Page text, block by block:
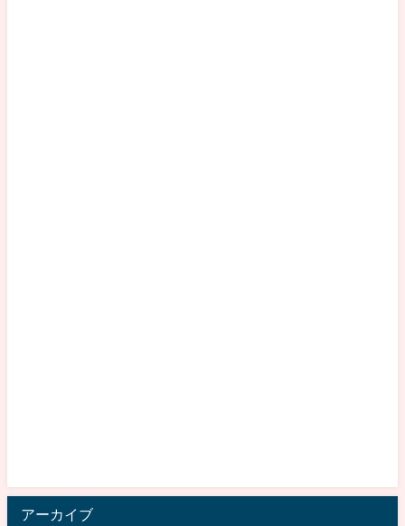
アーカイブ